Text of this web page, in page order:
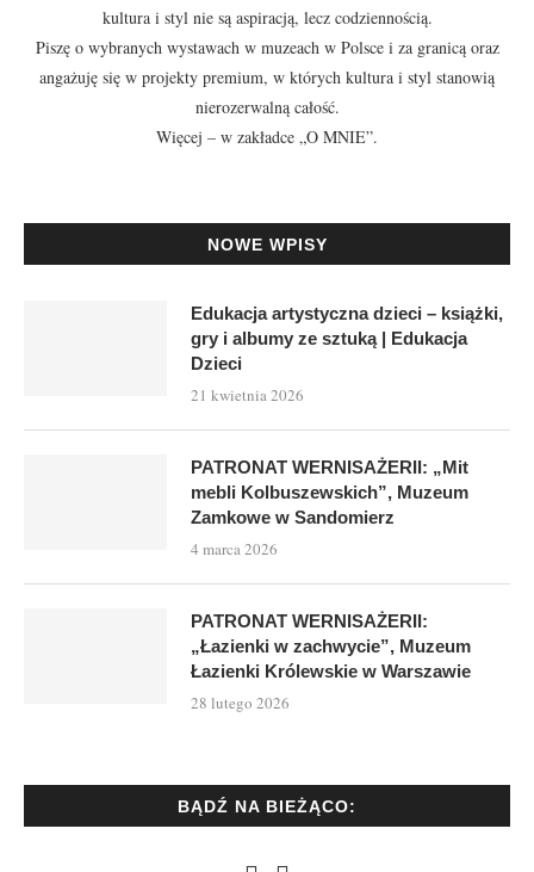
kultura i styl nie są aspiracją, lecz codziennością.
Piszę o wybranych wystawach w muzeach w Polsce i za granicą oraz
angażuję się w projekty premium, w których kultura i styl stanowią
nierozerwalną całość.
Więcej – w zakładce „O MNIE”.
NOWE WPISY
Edukacja artystyczna dzieci – książki,
gry i albumy ze sztuką | Edukacja
Dzieci
21 kwietnia 2026
PATRONAT WERNISAŻERII: „Mit
mebli Kolbuszewskich”, Muzeum
Zamkowe w Sandomierz
4 marca 2026
PATRONAT WERNISAŻERII:
„Łazienki w zachwycie”, Muzeum
Łazienki Królewskie w Warszawie
28 lutego 2026
BĄDŹ NA BIEŻĄCO: